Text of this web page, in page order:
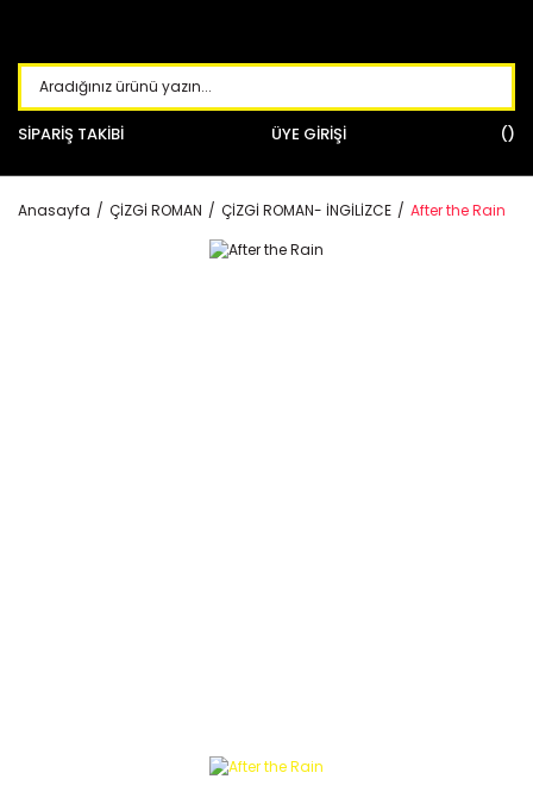
SİPARİŞ TAKİBİ ÜYE GİRİŞİ
Anasayfa ÇİZGİ ROMAN ÇİZGİ ROMAN- İNGİLİZCE After the Rain